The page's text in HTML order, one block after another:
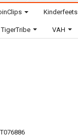
Kinderfeets
TigerTribe VAH